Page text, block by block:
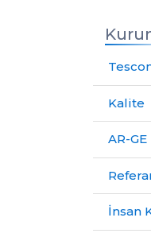
Kalite
AR-GE
İnsan